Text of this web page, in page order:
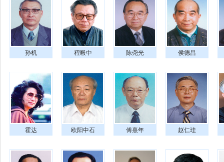
孙机 程毅中 陈尧光 侯德昌
霍达 欧阳中石 傅熹年 赵仁珪